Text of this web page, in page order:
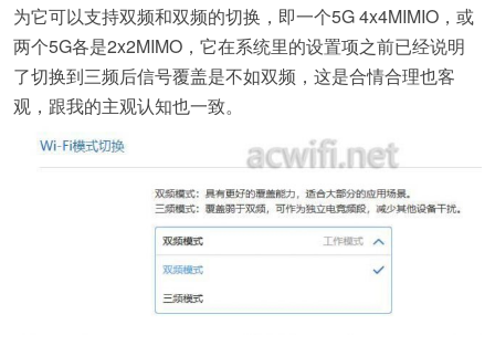
为它可以支持双频和双频的切换，即一个5G 4x4MIMIO，或
两个5G各是2x2MIMO，它在系统里的设置项之前已经说明
了切换到三频后信号覆盖是不如双频，这是合情合理也客
观，跟我的主观认知也一致。